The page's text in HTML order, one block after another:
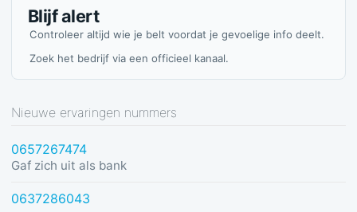
Blijf alert
Controleer altijd wie je belt voordat je gevoelige info deelt.
Zoek het bedrijf via een officieel kanaal.
Nieuwe ervaringen nummers
0657267474
Gaf zich uit als bank
0637286043